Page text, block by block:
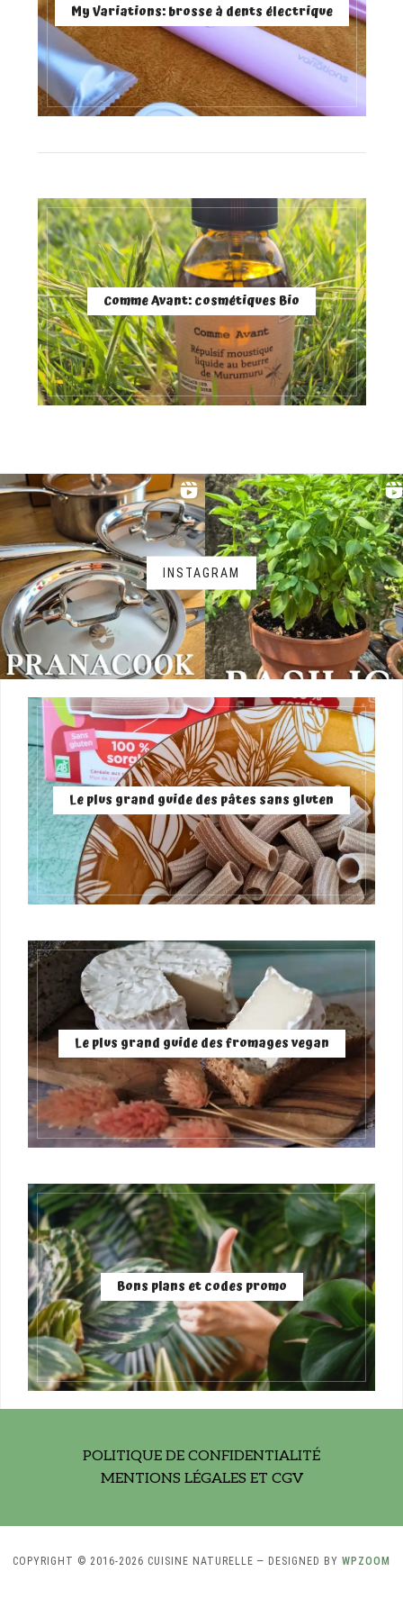
My Variations: brosse à dents électrique
Comme Avant: cosmétiques Bio
INSTAGRAM
Le plus grand guide des pâtes sans gluten
Le plus grand guide des fromages vegan
Bons plans et codes promo
POLITIQUE DE CONFIDENTIALITÉ
MENTIONS LÉGALES ET CGV
COPYRIGHT © 2016-2026 CUISINE NATURELLE — DESIGNED BY WPZOOM